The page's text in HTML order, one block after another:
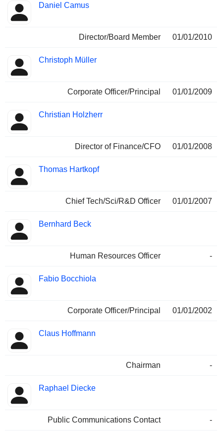
Daniel Camus
Director/Board Member 01/01/2010
Christoph Müller
Corporate Officer/Principal 01/01/2009
Christian Holzherr
Director of Finance/CFO 01/01/2008
Thomas Hartkopf
Chief Tech/Sci/R&D Officer 01/01/2007
Bernhard Beck
Human Resources Officer -
Fabio Bocchiola
Corporate Officer/Principal 01/01/2002
Claus Hoffmann
Chairman -
Raphael Diecke
Public Communications Contact -